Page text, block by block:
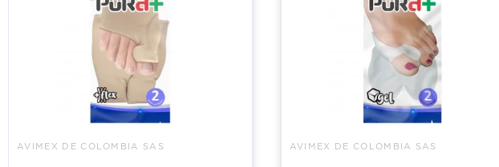
AVIMEX DE COLOMBIA SAS AVIMEX DE COLOMBIA SAS